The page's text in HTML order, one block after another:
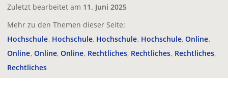
Zuletzt bearbeitet am 11. Juni 2025
Mehr zu den Themen dieser Seite:
Hochschule Hochschule Hochschule Hochschule Online
Online Online Online Rechtliches Rechtliches Rechtliches
Rechtliches